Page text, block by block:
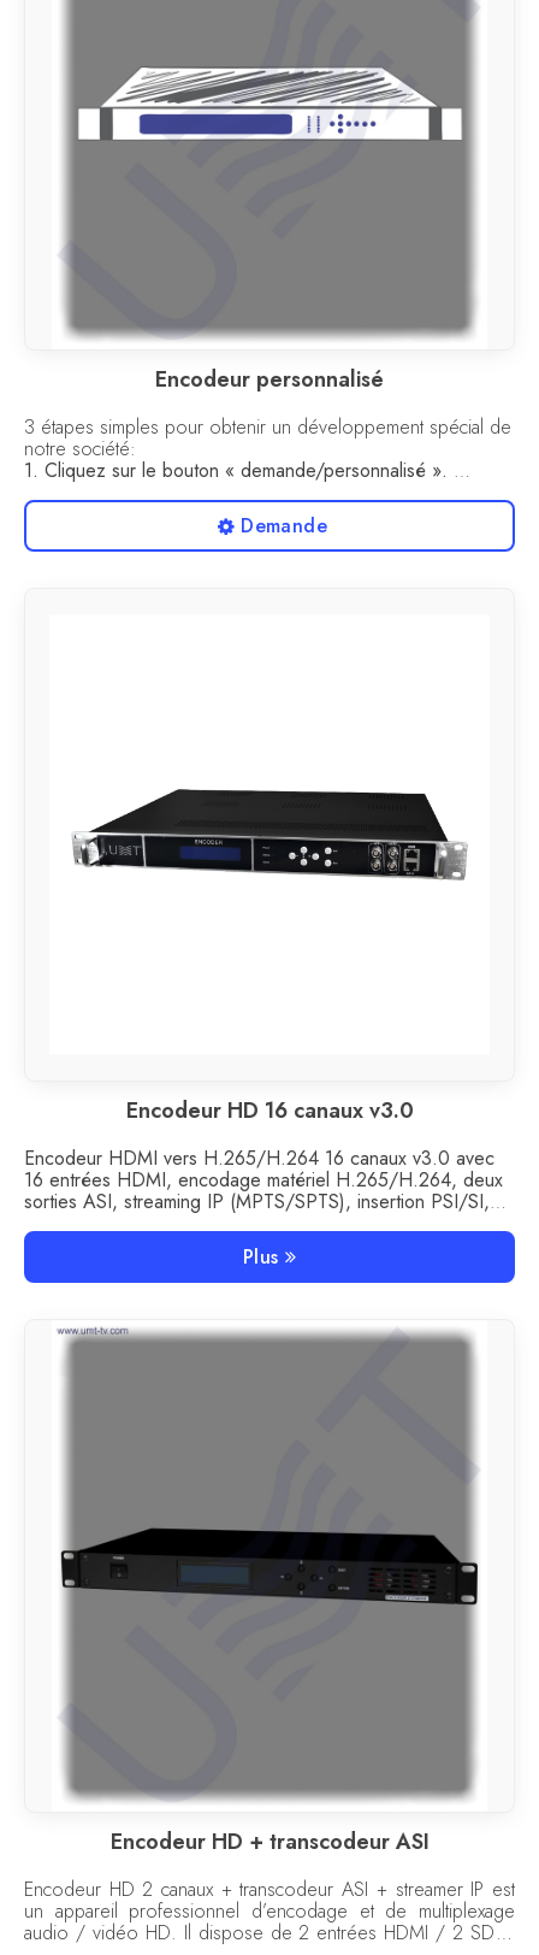
Encodeur personnalisé
3 étapes simples pour obtenir un développement spécial de
notre société:
1. Cliquez sur le bouton « demande/personnalisé ».
3. Attendez notre réponse.
P.S. Nous vous répondrons dès que possible après le
traitement de la requête, conformément à nos heures
Demande
Encodeur HD 16 canaux v3.0
Encodeur HDMI vers H.265/H.264 16 canaux v3.0 avec
16 entrées HDMI, encodage matériel H.265/H.264, deux
sorties ASI, streaming IP (MPTS/SPTS), insertion PSI/SI,
systèmes IPTV, OTT, DVB et de diffusion.
Plus
Encodeur HD + transcodeur ASI
Encodeur HD 2 canaux + transcodeur ASI + streamer IP est
un appareil professionnel d’encodage et de multiplexage
audio / vidéo HD. Il dispose de 2 entrées HDMI / 2 SDI /